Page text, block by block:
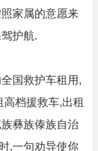
家属的意愿来
护航.
国救护车租用,
档援救车,出租
彝族傣族自治
,一句劝导使你